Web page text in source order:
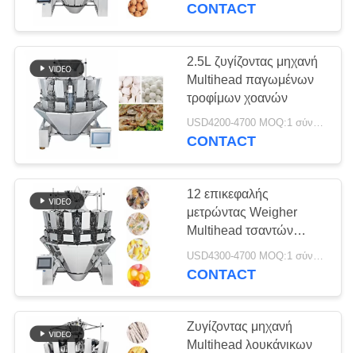
ΠΟΙΟΤΙΚΌΣ
ΈΛΕΓΧΟΣ
ΕΠΑΦΉ
ΖΗΤΉΣΤΕ
ΈΝΑ
ΑΠΌΣΠΑΣΜΑ
SITEMAP
PRIVACY
POLICY
10 επικεφαλής
Weigher Multihead
39
14 επικεφαλής
Weigher Multihead
CONTACT
2.5L ζυγίζοντας μηχανή
Multihead παγωμένων
τροφίμων χοανών
USD4200-4700 MOQ:1 σύνολο
CONTACT
12 επικεφαλής
μετρώντας Weigher
Multihead τσαντών
τσαγιού μηχανή 2.5L
CONTACT
Ζυγίζοντας μηχανή
Multihead λουκάνικων